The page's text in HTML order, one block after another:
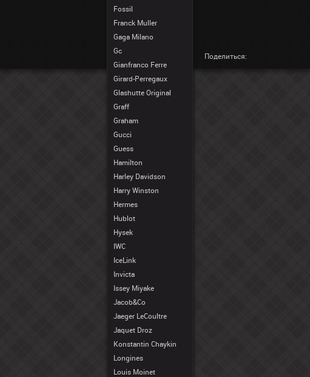
Fossil
Franck Muller
Gaga Milano
Gc
Gianfranco Ferre
Girard-Perregaux
Glashutte Original
Graff
Graham
Gucci
Guess
Hamilton
Harley Davidson
Harry Winston
Hermes
Hublot
Hysek
IWC
IceLink
Invicta
Issey Miyake
Jacob&Co
Jaeger LeCoultre
Jaquet Droz
Konstantin Chaykin
Longines
Louis Moinet
Поделиться: